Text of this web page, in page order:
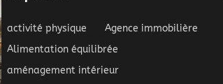
activité physique
Agence immobilière
Alimentation équilibrée
aménagement intérieur